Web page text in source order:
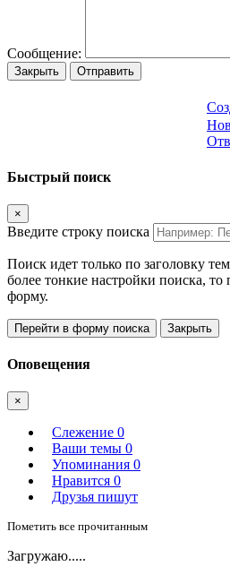
Сообщение:
Закрыть Отправить
Быстрый поиск
×
Введите строку поиска
Поиск идет только по заголовку
более тонкие настройки поиска,
форму.
Перейти в форму поиска Закрыть
Оповещения
×
Слежение 0
Ваши темы 0
Упоминания 0
Нравится 0
Друзья пишут
Пометить все прочитанным
Загружаю.....